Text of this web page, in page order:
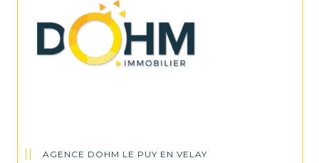
AGENCE DOHM LE PUY EN VELAY